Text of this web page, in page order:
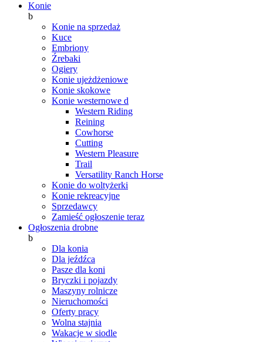
Konie
b
Konie na sprzedaż
Kuce
Embriony
Źrebaki
Ogiery
Konie ujeżdżeniowe
Konie skokowe
Konie westernowe d
Western Riding
Reining
Cowhorse
Cutting
Western Pleasure
Trail
Versatility Ranch Horse
Konie do woltyżerki
Konie rekreacyjne
Sprzedawcy
Zamieść ogłoszenie teraz
Ogłoszenia drobne
b
Dla konia
Dla jeźdźca
Pasze dla koni
Bryczki i pojazdy
Maszyny rolnicze
Nieruchomości
Oferty pracy
Wolna stajnia
Wakacje w siodle